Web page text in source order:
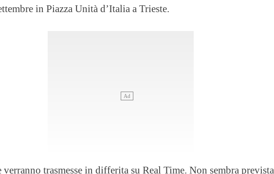
in Piazza Unità d’Italia a Trieste.
verranno trasmesse in differita su Real Time. Non sembra prevista